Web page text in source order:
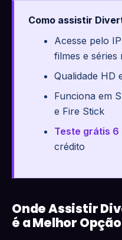
Como assistir
Acesse pelo
filmes e séries
Qualidade HD
Funciona em
e Fire Stick
Teste grátis 6
crédito
Onde Assistir
é a Melhor Opção